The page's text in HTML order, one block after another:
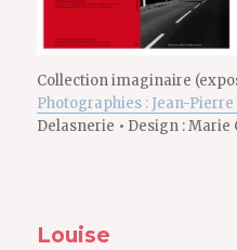
Collection imaginaire
Photographies : Jean-
Delasnerie • Design : Marie
Louise